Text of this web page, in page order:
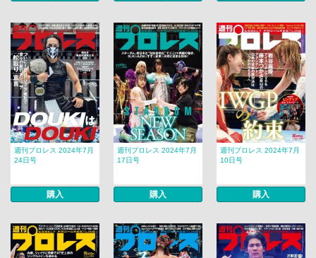
週刊プロレス 2024年7月
24日号
購入
週刊プロレス 2024年7月
17日号
購入
週刊プロレス 2024年7月
10日号
購入